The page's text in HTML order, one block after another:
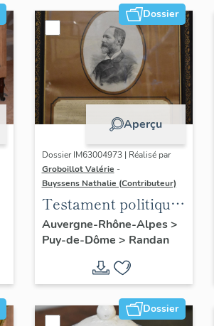
Dossier
Aperçu
Dossier IM63004973 | Réalisé par
Groboillot Valérie -
Buyssens Nathalie (Contributeur)
Testament politique
de Philippe
d'Orléans, comte de
Auvergne-Rhône-Alpes>
Puy-de-Dôme > Randan
Dossier